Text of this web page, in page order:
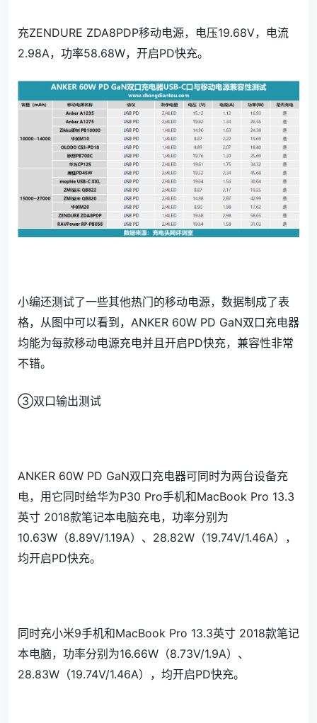
充ZENDURE ZDA8PDP移动电源，电压19.68V，电流
2.98A，功率58.68W，开启PD快充。
小编还测试了一些其他热门的移动电源，数据制成了表
格，从图中可以看到，ANKER 60W PD GaN双口充电器
均能为每款移动电源充电并且开启PD快充，兼容性非常
不错。
③双口输出测试
ANKER 60W PD GaN双口充电器可同时为两台设备充
电，用它同时给华为P30 Pro手机和MacBook Pro 13.3
英寸 2018款笔记本电脑充电，功率分别为
10.63W（8.89V/1.19A）、28.82W（19.74V/1.46A），
均开启PD快充。
同时充小米9手机和MacBook Pro 13.3英寸 2018款笔记
本电脑，功率分别为16.66W（8.73V/1.9A）、
28.83W（19.74V/1.46A），均开启PD快充。